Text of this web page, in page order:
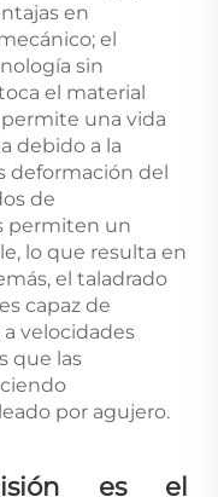
en
el
sin
el material
una vida
debido a la
deformación del
de
permiten un
lo que resulta en
el taladrado
capaz de
velocidades
que las
por agujero.
es el